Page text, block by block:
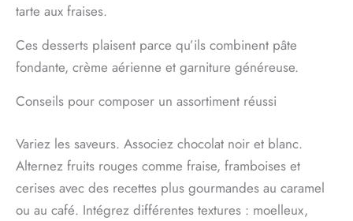
tarte aux fraises.
Ces desserts plaisent parce qu’ils combinent pâte
fondante, crème aérienne et garniture généreuse.
Conseils pour composer un assortiment réussi
Variez les saveurs. Associez chocolat noir et blanc.
Alternez fruits rouges comme fraise, framboises et
cerises avec des recettes plus gourmandes au caramel
ou au café. Intégrez différentes textures : moelleux,